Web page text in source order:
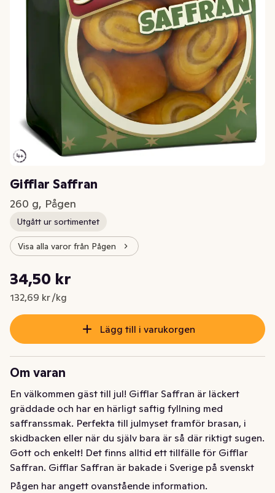
Gifflar Saffran
260 g, Pågen
Utgått ur sortimentet
Visa alla varor från Pågen
Nuvarande pris är: 34,50 kr
34,50 kr
132,69 kr /kg
Styckpris: 132,69 kr /kg
Lägg till i varukorgen
Om varan
En välkommen gäst till jul! Gifflar Saffran är läckert
gräddade och har en härligt saftig fyllning med
saffranssmak. Perfekta till julmyset framför brasan, i
skidbacken eller när du själv bara är så där riktigt sugen.
Gott och enkelt! Det finns alltid ett tillfälle för Gifflar
Saffran. Gifflar Saffran är bakade i Sverige på svenskt
mjöl från Pågens egna kvarn.
Pågen har angett ovanstående information.